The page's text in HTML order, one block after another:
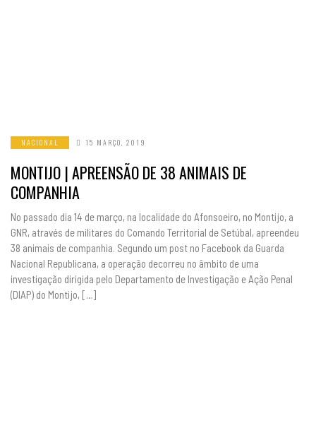
NACIONAL 15 MARÇO, 2019
MONTIJO | APREENSÃO DE 38 ANIMAIS DE
COMPANHIA
No passado dia 14 de março, na localidade do Afonsoeiro, no Montijo, a
GNR, através de militares do Comando Territorial de Setúbal, apreendeu
38 animais de companhia. Segundo um post no Facebook da Guarda
Nacional Republicana, a operação decorreu no âmbito de uma
investigação dirigida pelo Departamento de Investigação e Ação Penal
(DIAP) do Montijo, […]